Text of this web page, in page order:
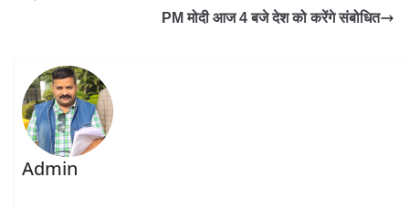
PM मोदी आज 4 बजे देश को करेंगे संबोधित
Admin